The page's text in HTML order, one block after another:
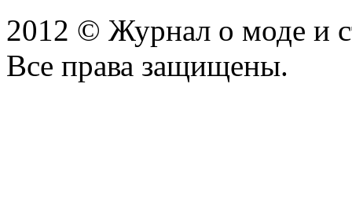
2012 © Журнал о моде и
Все права защищены.